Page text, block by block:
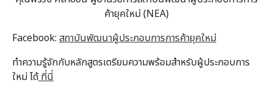
ค้ายุคใหม่ (NEA)
Facebook: สถาบันพัฒนาผู้ประกอบการการค้ายุคใหม่
ทำความรู้จักกับหลักสูตรเตรียมความพร้อมสำหรับผู้ประกอบการ
ใหม่ ได้ที่นี่